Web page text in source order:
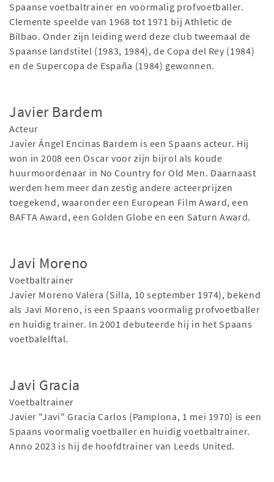
Spaanse voetbaltrainer en voormalig profvoetballer.
Clemente speelde van 1968 tot 1971 bij Athletic de
Bilbao. Onder zijn leiding werd deze club tweemaal de
Spaanse landstitel (1983, 1984), de Copa del Rey (1984)
en de Supercopa de España (1984) gewonnen.
Javier Bardem
Acteur
Javier Ángel Encinas Bardem is een Spaans acteur. Hij
won in 2008 een Oscar voor zijn bijrol als koude
huurmoordenaar in No Country for Old Men. Daarnaast
werden hem meer dan zestig andere acteerprijzen
toegekend, waaronder een European Film Award, een
BAFTA Award, een Golden Globe en een Saturn Award.
Javi Moreno
Voetbaltrainer
Javier Moreno Valera (Silla, 10 september 1974), bekend
als Javi Moreno, is een Spaans voormalig profvoetballer
en huidig trainer. In 2001 debuteerde hij in het Spaans
voetbalelftal.
Javi Gracia
Voetbaltrainer
Javier "Javi" Gracia Carlos (Pamplona, 1 mei 1970) is een
Spaans voormalig voetballer en huidig voetbaltrainer.
Anno 2023 is hij de hoofdtrainer van Leeds United.